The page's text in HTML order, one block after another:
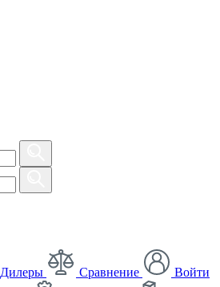
Дилеры Сравнение
Войти